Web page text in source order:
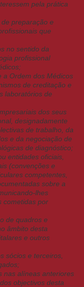
pela prática
preparação e
que
no sentido da
profissional
a Ordem dos Médicos
de creditação e
laboratórios de
dos seus
designadamente
de trabalho, da
e da negociação de
de diagnóstico;
entidades oficiais,
(convenções e
competentes,
sobre a
lhes
cometidas por
de quadros e
âmbito desta
e outros
sócios e terceiros,
nas alíneas anteriores
objectivos desta